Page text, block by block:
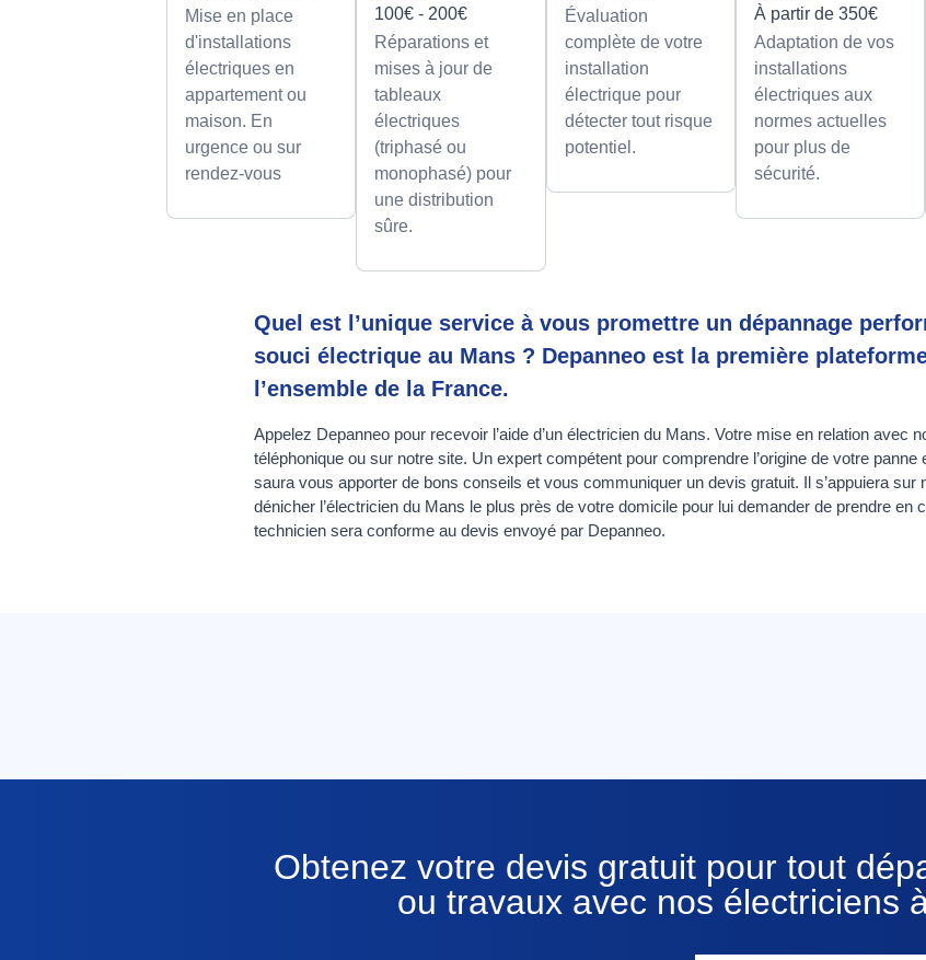
Mise en place
d'installations
électriques en
appartement ou
maison. En
urgence ou sur
rendez-vous
100€ - 200€
Réparations et
mises à jour de
tableaux
électriques
(triphasé ou
monophasé) pour
une distribution
sûre.
Évaluation
complète de votre
installation
électrique pour
détecter tout risque
potentiel.
À partir de 350€
Adaptation de vos
installations
électriques aux
normes actuelles
pour plus de
sécurité.
Quel est l’unique service à vous promettre un dépannage
souci électrique au Mans ? Depanneo est la première
l’ensemble de la France.
Appelez Depanneo pour recevoir l’aide d’un électricien du Mans. Votre mise en relation avec
téléphonique ou sur notre site. Un expert compétent pour comprendre l’origine de votre
saura vous apporter de bons conseils et vous communiquer un devis gratuit. Il s’appuiera
dénicher l’électricien du Mans le plus près de votre domicile pour lui demander de prendre en
technicien sera conforme au devis envoyé par Depanneo.
Obtenez votre devis gratuit pour tout
ou travaux avec nos électriciens